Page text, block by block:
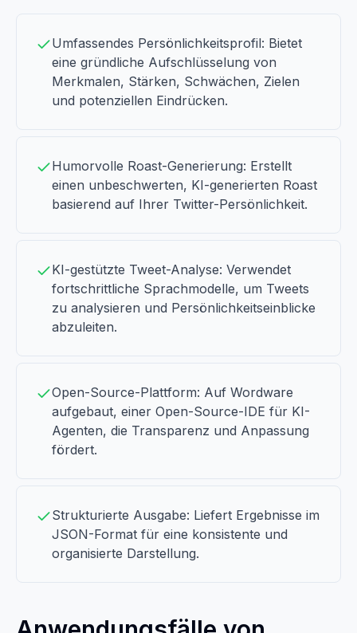
Umfassendes Persönlichkeitsprofil: Bietet
eine gründliche Aufschlüsselung von
Merkmalen, Stärken, Schwächen, Zielen
und potenziellen Eindrücken.
Humorvolle Roast-Generierung: Erstellt
einen unbeschwerten, KI-generierten Roast
basierend auf Ihrer Twitter-Persönlichkeit.
KI-gestützte Tweet-Analyse: Verwendet
fortschrittliche Sprachmodelle, um Tweets
zu analysieren und Persönlichkeitseinblicke
abzuleiten.
Open-Source-Plattform: Auf Wordware
aufgebaut, einer Open-Source-IDE für KI-
Agenten, die Transparenz und Anpassung
fördert.
Strukturierte Ausgabe: Liefert Ergebnisse im
JSON-Format für eine konsistente und
organisierte Darstellung.